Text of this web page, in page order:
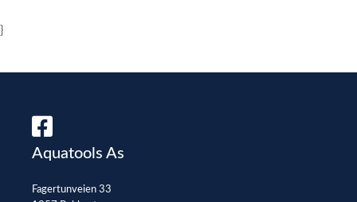
}
Aquatools As
Fagertunveien 33